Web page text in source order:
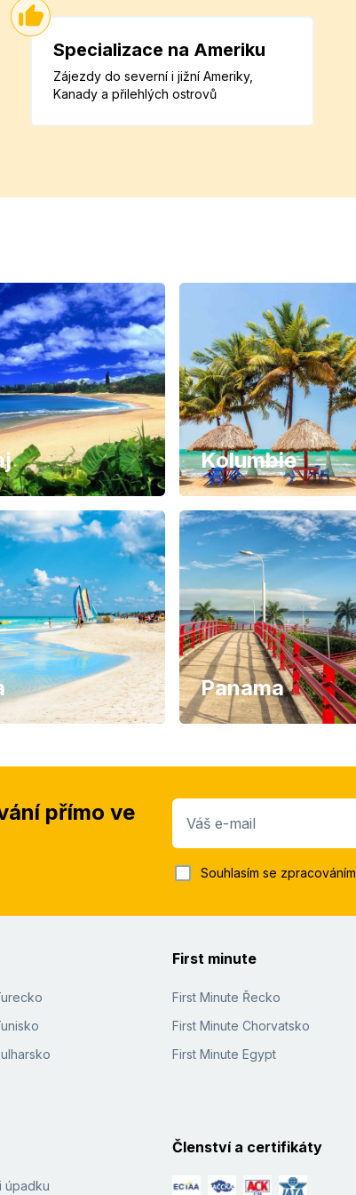
Specializace na Ameriku
Zájezdy do severní i jižní Ameriky,
Kanady a přilehlých ostrovů
Kolumbie
Panama
přímo ve
Váš e-mail
Souhlasím se zpracováním
First minute
First Minute Řecko
First Minute Chorvatsko
First Minute Egypt
úpadku
Členství a certifikáty